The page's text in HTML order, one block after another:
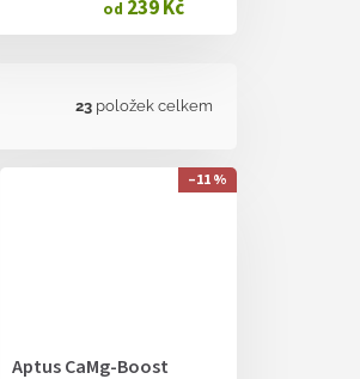
od 239 Kč
23 položek celkem
–11 %
Aptus CaMg-Boost